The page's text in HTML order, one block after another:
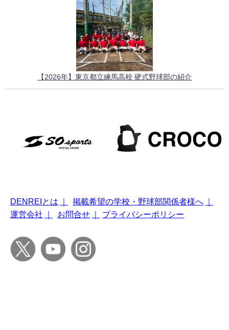
【2026年】東京都立練馬高校 硬式野球部の紹介
DENREIとは 掲載希望の学校・野球部関係者様へ
運営会社
お問合せ プライバシーポリシー